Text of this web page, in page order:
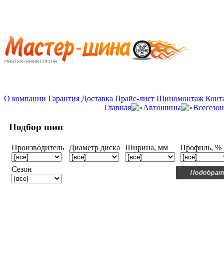
О компании Гарантия Доставка Прайс-лист Шиномонтаж
Главная
Автошины
Подбор шин
Производитель Диаметр диска Ширина, мм Профиль, %
Сезон